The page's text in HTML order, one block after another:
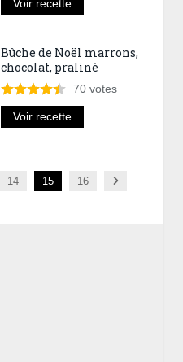
Voir recette
Bûche de Noël marrons,
chocolat, praliné
70 votes
Voir recette
14 15 16 Next